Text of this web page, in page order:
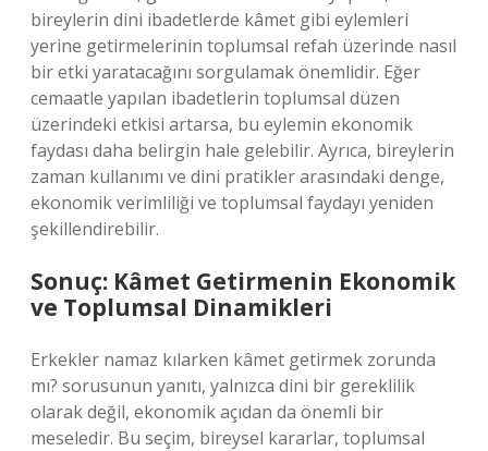
bireylerin dini ibadetlerde kâmet gibi eylemleri
yerine getirmelerinin toplumsal refah üzerinde nasıl
bir etki yaratacağını sorgulamak önemlidir. Eğer
cemaatle yapılan ibadetlerin toplumsal düzen
üzerindeki etkisi artarsa, bu eylemin ekonomik
faydası daha belirgin hale gelebilir. Ayrıca, bireylerin
zaman kullanımı ve dini pratikler arasındaki denge,
ekonomik verimliliği ve toplumsal faydayı yeniden
şekillendirebilir.
Sonuç: Kâmet Getirmenin Ekonomik
ve Toplumsal Dinamikleri
Erkekler namaz kılarken kâmet getirmek zorunda
mı? sorusunun yanıtı, yalnızca dini bir gereklilik
olarak değil, ekonomik açıdan da önemli bir
meseledir. Bu seçim, bireysel kararlar, toplumsal